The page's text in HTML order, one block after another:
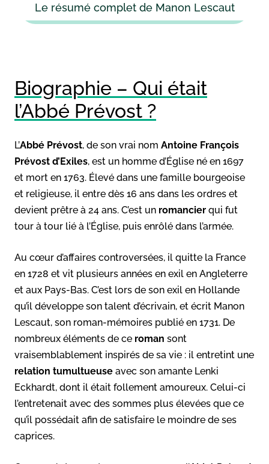
Le résumé complet de Manon Lescaut
Biographie – Qui était
l’Abbé Prévost ?
L’Abbé Prévost, de son vrai nom Antoine François
Prévost d’Exiles, est un homme d’Église né en 1697
et mort en 1763. Élevé dans une famille bourgeoise
et religieuse, il entre dès 16 ans dans les ordres et
devient prêtre à 24 ans. C’est un romancier qui fut
tour à tour lié à l’Église, puis enrôlé dans l’armée.
Au cœur d’affaires controversées, il quitte la France
en 1728 et vit plusieurs années en exil en Angleterre
et aux Pays-Bas. C’est lors de son exil en Hollande
qu’il développe son talent d’écrivain, et écrit Manon
Lescaut, son roman-mémoires publié en 1731. De
nombreux éléments de ce roman sont
vraisemblablement inspirés de sa vie : il entretint une
relation tumultueuse avec son amante Lenki
Eckhardt, dont il était follement amoureux. Celui-ci
l’entretenait avec des sommes plus élevées que ce
qu’il possédait afin de satisfaire le moindre de ses
caprices.